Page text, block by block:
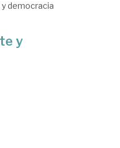
democracia
y